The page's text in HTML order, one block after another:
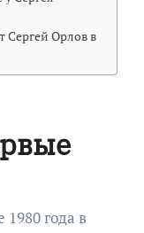
Сергей Орлов в
года в